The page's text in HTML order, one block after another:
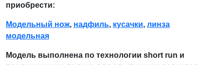
приобрести:
Модельный нож, надфиль, кусачки, линза
модельная
Модель выполнена по технологии short run и